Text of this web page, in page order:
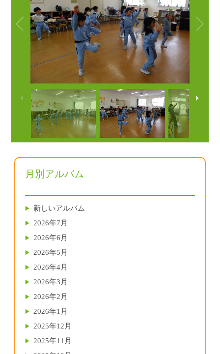
月別アルバム
新しいアルバム
2026年7月
2026年6月
2026年5月
2026年4月
2026年3月
2026年2月
2026年1月
2025年12月
2025年11月